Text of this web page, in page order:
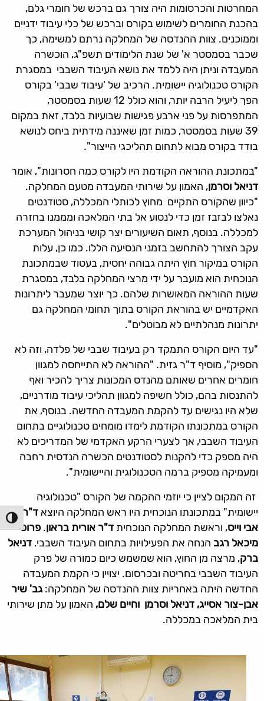
המחרטות והכרסומות היה צורך גם ברכש של חומרי גלם,
בהכנת החומרים לשימוש בקורס וברכש של כלי עיבוד ידניים
וממוכנים. צוות ההנדסה של המחלקה נרתם למשימה, כך
שכבר בסמסטר א' של שנת הלימודים תשפ"ג, הוכשרה
המעבדה וניתן היה ללמד את נושא העיבוד השבבי במסגרת
הקורס טכנולוגיה יישומית. הרכיב של 'עיבוד שבבי' בקורס
הפך ליעיל הרבה יותר, והוא כולל 12 שעות בסמסטר,
המתפרסות על פני ארבע פגישות שבועיות בלבד, זאת במקום
39 שעות בסמסטר, כמות זמן שאיננה מידתית ביחס לנושא
בודד בקורס מבוא לתחום תהליכגי הייצור".
"במתכונת ההוראה הקודמת היו לקורס כמה חסרונות", אומר
דניאל וסרמן, האמון על שירותי המעבדה מטעם המחלקה.
"כיוון שהקורס התקיים מחוץ לכותלי המכללה, סטודנטים
נאלצו לבזבז זמן כדי לנסוע אל בתי המלאכה ומממנו בחזרה
למכללה. בנוסף, תאום השיעורים יצר קושי בניהול המערכת
עקב הצורך להתחשב בזמני הנסיעה הללו. כמו כן, עלות
הקורס במיקור חוץ היתה גבוהה יחסית, בעטוד שבמתכונת
הנוכחית הוא מועבר על ידי מרצי המחלקה בלבד, במסגרת
שעות ההוראה המאושרות שלהם. כך יוצר שמעבר ליתרונות
האקדמיים יש בהוראת הקורס בתוך תחומי המחלקה גם
יתרונות מנהלתיים לא מבוטלים".
"עד היום הקורס התמקד רק בעיבוד שבבי של פלדה, וזה לא
הספיק", מוסיף ד"ר גזית. "ההוראה לא התייחסה למגוון
חומרים אחרים שאותם מהנדס המכונות צריך להכיר ואף
להתנסות בהם, כולל חשיפה למגוון תהליכי עיבוד מודרניים,
שלא היו נגישים עד להקמת המעבדה החדשה. בנוסף, את
הקורס במתכונתו הקודמת לימדו מומחים טכנולוגיים בתחום
העיבוד השבבי, אך לצערי הרקע האקדמי של המדריכים לא
היה מספק כדי להקנות לסטודנטים הכשרה הנדסית רחבה
ומעמיקה מספיק ברמה הטכנולוגית והיישומית".
זה המקום לציין כי יוזמי ההקמה של הקורס "טכנולוגיה
יישומית" במתכונתו הנוכחית היו ראש המחלקה היוצא ד"ר
אבי וייס, וראשת המחלקה הנוכחית ד"ר אורית בראון. פרופ'
מיכאל רגב הנחה את הפעילויות בתחום העיבוד השבבי. דניאל
ברק, מרצה מן החוץ, הוא שמשמש כיום כמורה של פרק
העיבוד השבבי בחריטה ובכרסום. יצויין כי הקמת המעבדה
החדשה היתה באחריות צוות ההנדסה של המחלקה: גב' שיר
אבן-צור אסייג, דניאל וסרמן וחיים שלם, האמון על מתן שירותי
בית המלאכה במכללה.